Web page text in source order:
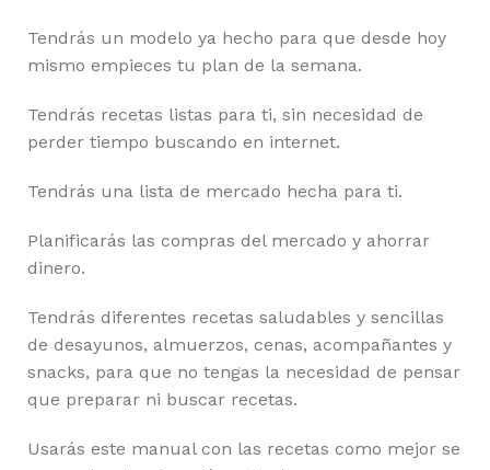
Tendrás un modelo ya hecho para que desde hoy
mismo empieces tu plan de la semana.
Tendrás recetas listas para ti, sin necesidad de
perder tiempo buscando en internet.
Tendrás una lista de mercado hecha para ti.
Planificarás las compras del mercado y ahorrar
dinero.
Tendrás diferentes recetas saludables y sencillas
de desayunos, almuerzos, cenas, acompañantes y
snacks, para que no tengas la necesidad de pensar
que preparar ni buscar recetas.
Usarás este manual con las recetas como mejor se